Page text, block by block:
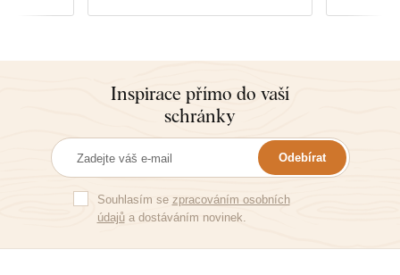
Inspirace přímo do vaší
schránky
Odebírat
Souhlasím se zpracováním osobních
údajůa dostáváním novinek.